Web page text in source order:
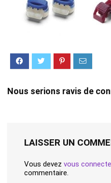
Nous serions ravis de
LAISSER UN
Vous devez vous
commentaire.